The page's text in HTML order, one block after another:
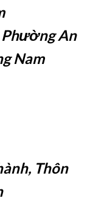
An
Nam
Thôn